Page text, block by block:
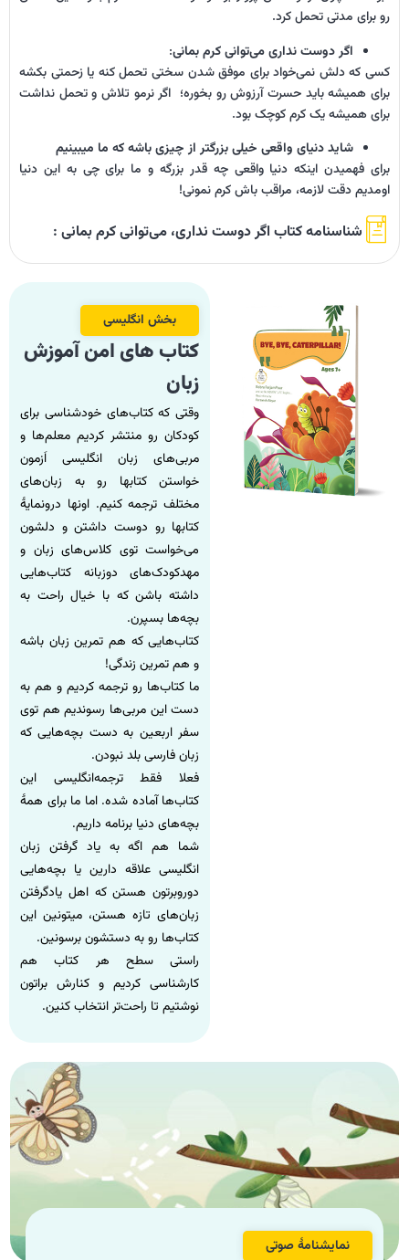
رو برای مدتی تحمل کرد.
اگر دوست نداری می‌توانی کرم بمانی:
کسی که دلش نمی‌خواد برای موفق شدن سختی تحمل کنه یا زحمتی بکشه
برای همیشه باید حسرت آرزوش رو بخوره؛ اگر نرمو تلاش و تحمل نداشت
برای همیشه یک کرم کوچک بود.
شاید دنیای واقعی خیلی بزرگتر از چیزی باشه که ما میبینیم
برای فهمیدن اینکه دنیا واقعی چه قدر بزرگه و ما برای چی به این دنیا
اومدیم دقت لازمه، مراقب باش کرم نمونی!
شناسنامه کتاب اگر دوست نداری، می‌توانی کرم بمانی :
بخش انگلیسی
کتاب های امن آموزش
زبان
وقتی که کتاب‌های خودشناسی برای
کودکان رو منتشر کردیم معلم‌ها و
مربی‌های زبان انگلیسی اَزمون
خواستن کتابها رو به زبان‌های
مختلف ترجمه کنیم. اونها درونمایۀ
کتابها رو دوست داشتن و دلشون
می‌خواست توی کلاس‌های زبان و
مهدکودک‌های دوزبانه کتاب‌هایی
داشته باشن که با خیال راحت به
بچه‌ها بسپرن.
کتاب‌هایی که هم تمرین زبان باشه
و هم تمرین زندگی!
ما کتاب‌ها رو ترجمه کردیم و هم به
دست این مربی‌ها رسوندیم هم توی
سفر اربعین به دست بچه‌هایی که
زبان فارسی بلد نبودن.
فعلا فقط ترجمه‌انگلیسی این
کتاب‌ها آماده شده. اما ما برای همۀ
بچه‌های دنیا برنامه داریم.
شما هم اگه به یاد گرفتن زبان
انگلیسی علاقه دارین یا بچه‌هایی
دوروبرتون هستن که اهل یادگرفتن
زبان‌های تازه هستن، میتونین این
کتاب‌ها رو به دستشون برسونین.
راستی سطح هر کتاب هم
کارشناسی کردیم و کنارش براتون
نوشتیم تا راحت‌تر انتخاب کنین.
نمایشنامۀ صوتی